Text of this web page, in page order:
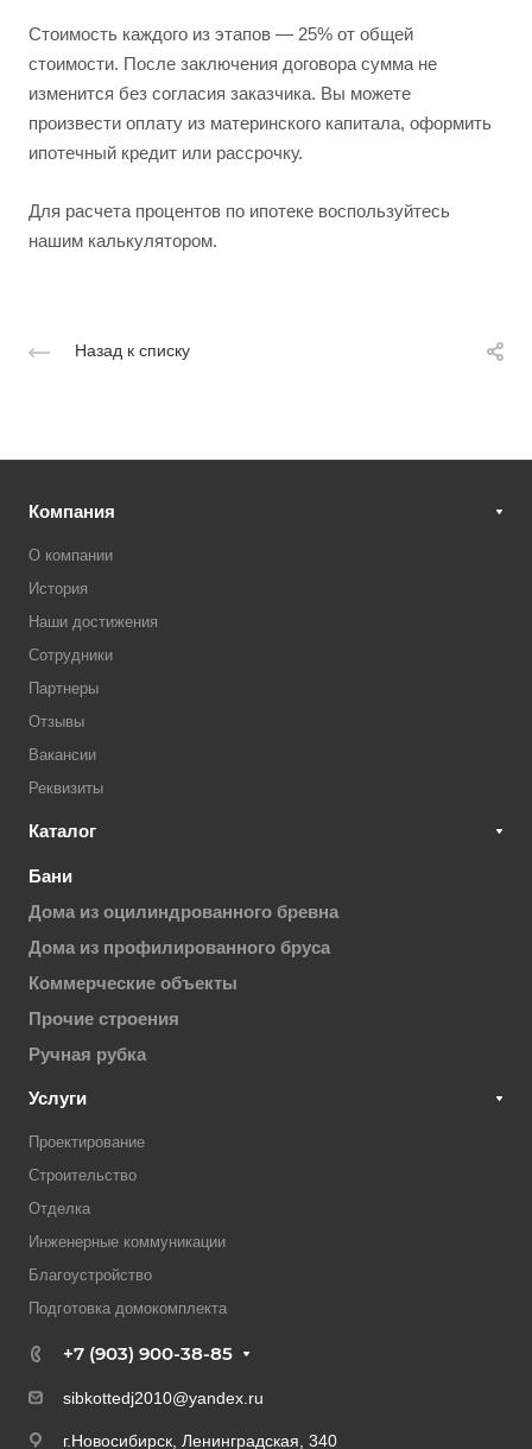
Стоимость каждого из этапов — 25% от общей
стоимости. После заключения договора сумма не
изменится без согласия заказчика. Вы можете
произвести оплату из материнского капитала, оформить
ипотечный кредит или рассрочку.
Для расчета процентов по ипотеке воспользуйтесь
нашим калькулятором.
Назад к списку
Компания
О компании
История
Наши достижения
Сотрудники
Партнеры
Отзывы
Вакансии
Реквизиты
Каталог
Бани
Дома из оцилиндрованного бревна
Дома из профилированного бруса
Коммерческие объекты
Прочие строения
Ручная рубка
Услуги
Проектирование
Строительство
Отделка
Инженерные коммуникации
Благоустройство
Подготовка домокомплекта
+7 (903) 900-38-85
sibkottedj2010@yandex.ru
г.Новосибирск, Ленинградская, 340